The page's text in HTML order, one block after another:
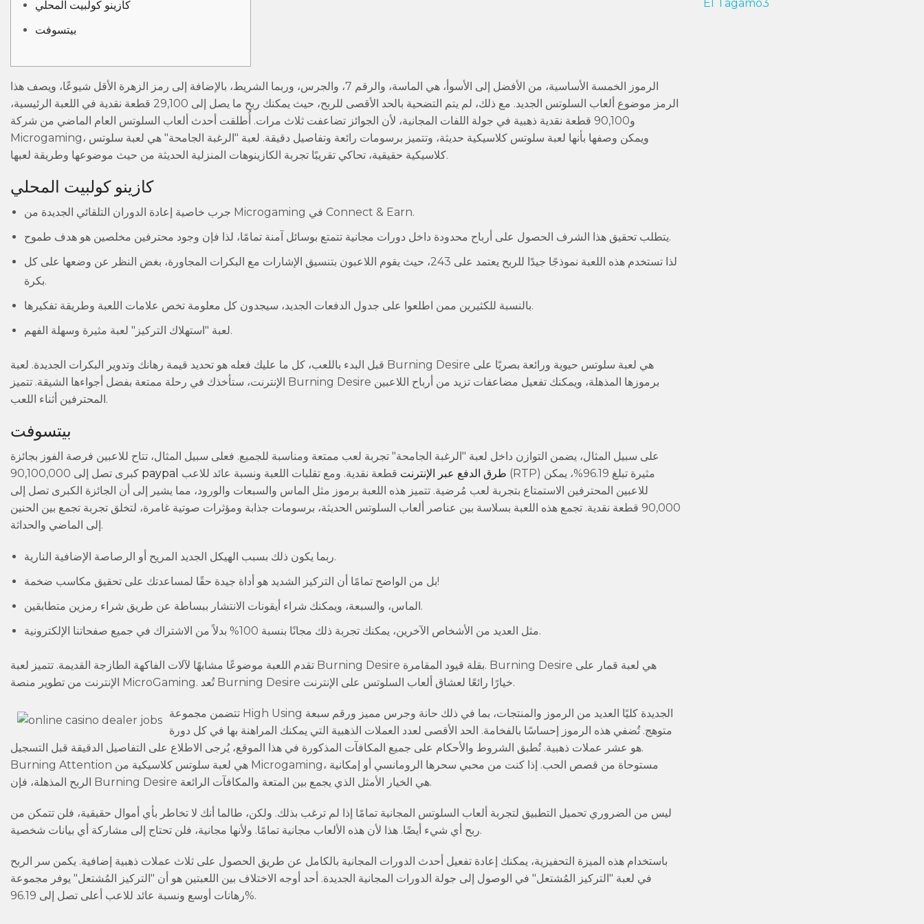
كازينو كولبيت المحلي
بيتسوفت
الرموز الخمسة الأساسية، من الأفضل إلى الأسوأ، هي الماسة، والرقم 7، والجرس، وربما الشريط، بالإضافة إلى رمز الزهرة الأقل شيوعًا، ويصف هذا
الرمز موضوع ألعاب السلوتس الجديد. مع ذلك، لم يتم التضحية بالحد الأقصى للربح، حيث يمكنك ربح ما يصل إلى 29,100 قطعة نقدية في اللعبة الرئيسية،
و90,100 قطعة نقدية ذهبية في جولة اللفات المجانية، لأن الجوائز تضاعفت ثلاث مرات. أُطلقت أحدث ألعاب السلوتس العام الماضي من شركة
Microgaming، ويمكن وصفها بأنها لعبة سلوتس كلاسيكية حديثة، وتتميز برسومات رائعة وتفاصيل دقيقة. لعبة "الرغبة الجامحة" هي لعبة سلوتس
كلاسيكية حقيقية، تحاكي تقريبًا تجربة الكازينوهات المنزلية الحديثة من حيث موضوعها وطريقة لعبها.
كازينو كولبيت المحلي
جرب خاصية إعادة الدوران التلقائي الجديدة من Microgaming في Connect & Earn.
يتطلب تحقيق هذا الشرف الحصول على أرباح محدودة داخل دورات مجانية تتمتع بوسائل آمنة تمامًا، لذا فإن وجود محترفين مخلصين هو هدف طموح.
لذا تستخدم هذه اللعبة نموذجًا جيدًا للربح يعتمد على 243، حيث يقوم اللاعبون بتنسيق الإشارات مع البكرات المجاورة، بغض النظر عن وضعها على كل
بكرة.
بالنسبة للكثيرين ممن اطلعوا على جدول الدفعات الجديد، سيجدون كل معلومة تخص علامات اللعبة وطريقة تفكيرها.
لعبة "استهلاك التركيز" لعبة مثيرة وسهلة الفهم.
قبل البدء باللعب، كل ما عليك فعله هو تحديد قيمة رهانك وتدوير البكرات الجديدة. لعبة Burning Desire هي لعبة سلوتس حيوية ورائعة بصريًا على
الإنترنت، ستأخذك في رحلة ممتعة بفضل أجواءها الشيقة. تتميز Burning Desire برموزها المذهلة، ويمكنك تفعيل مضاعفات تزيد من أرباح اللاعبين
المحترفين أثناء اللعب.
بيتسوفت
على سبيل المثال، يضمن التوازن داخل لعبة "الرغبة الجامحة" تجربة لعب ممتعة ومناسبة للجميع. فعلى سبيل المثال، تتاح للاعبين فرصة الفوز بجائزة
paypal طرق الدفع عبر الإنترنت قطعة نقدية. ومع تقلبات اللعبة ونسبة عائد للاعب (RTP) مثيرة تبلغ 96.19%، يمكن
للاعبين المحترفين الاستمتاع بتجربة لعب مُرضية. تتميز هذه اللعبة برموز مثل الماس والسبعات والورود، مما يشير إلى أن الجائزة الكبرى تصل إلى
90,000 قطعة نقدية. تجمع هذه اللعبة بسلاسة بين عناصر ألعاب السلوتس الحديثة، برسومات جذابة ومؤثرات صوتية غامرة، لتخلق تجربة تجمع بين الحنين
إلى الماضي والحداثة.
ربما يكون ذلك بسبب الهيكل الجديد المريح أو الرصاصة الإضافية النارية.
بل من الواضح تمامًا أن التركيز الشديد هو أداة جيدة حقًا لمساعدتك على تحقيق مكاسب ضخمة!
الماس، والسبعة، ويمكنك شراء أيقونات الانتشار ببساطة عن طريق شراء رمزين متطابقين.
مثل العديد من الأشخاص الآخرين، يمكنك تجربة ذلك مجانًا بنسبة 100% بدلاً من الاشتراك في جميع صفحاتنا الإلكترونية.
تقدم اللعبة موضوعًا مشابهًا لآلات الفاكهة الطازجة القديمة. تتميز لعبة Burning Desire بقلة قيود المقامرة. Burning Desire هي لعبة قمار على
الإنترنت من تطوير منصة MicroGaming. تُعد Burning Desire خيارًا رائعًا لعشاق ألعاب السلوتس على الإنترنت.
تتضمن مجموعة High Using الجديدة كليًا العديد من الرموز والمنتجات، بما في ذلك حانة وجرس مميز ورقم سبعة
متوهج. تُضفي هذه الرموز إحساسًا بالفخامة. الحد الأقصى لعدد العملات الذهبية التي يمكنك المراهنة بها في كل دورة
هو عشر عملات ذهبية. تُطبق الشروط والأحكام على جميع المكافآت المذكورة في هذا الموقع، يُرجى الاطلاع على التفاصيل الدقيقة قبل التسجيل.
Burning Attention هي لعبة سلوتس كلاسيكية من Microgaming، مستوحاة من قصص الحب. إذا كنت من محبي سحرها الرومانسي أو إمكانية
الربح المذهلة، فإن Burning Desire هي الخيار الأمثل الذي يجمع بين المتعة والمكافآت الرائعة.
ليس من الضروري تحميل التطبيق لتجربة ألعاب السلوتس المجانية تمامًا إذا لم ترغب بذلك. ولكن، طالما أنك لا تخاطر بأي أموال حقيقية، فلن تتمكن من
ربح أي شيء أيضًا. هذا لأن هذه الألعاب مجانية تمامًا. ولأنها مجانية، فلن تحتاج إلى مشاركة أي بيانات شخصية.
باستخدام هذه الميزة التحفيزية، يمكنك إعادة تفعيل أحدث الدورات المجانية بالكامل عن طريق الحصول على ثلاث عملات ذهبية إضافية. يكمن سر الربح
في لعبة "التركيز المُشتعل" في الوصول إلى جولة الدورات المجانية الجديدة. أحد أوجه الاختلاف بين اللعبتين هو أن "التركيز المُشتعل" يوفر مجموعة
رهانات أوسع ونسبة عائد للاعب أعلى تصل إلى 96.19%.
El Tagamo3